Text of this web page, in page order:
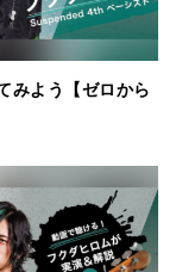
みよう【ゼロから